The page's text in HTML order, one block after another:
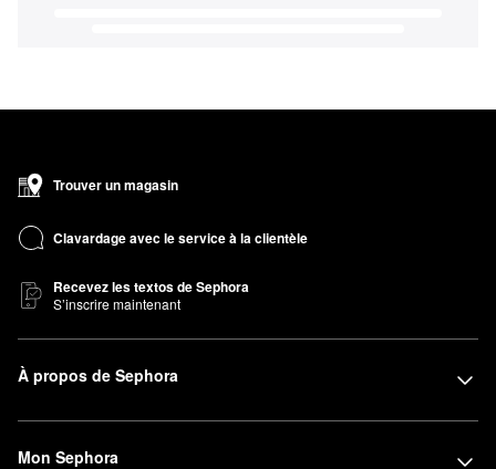
Trouver un magasin
Clavardage avec le service à la clientèle
Recevez les textos de Sephora
S’inscrire maintenant
À propos de Sephora
Mon Sephora